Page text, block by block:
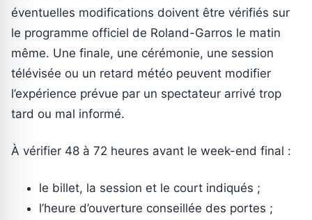
éventuelles modifications doivent être vérifiés sur
le programme officiel de Roland-Garros le matin
même. Une finale, une cérémonie, une session
télévisée ou un retard météo peuvent modifier
l’expérience prévue par un spectateur arrivé trop
tard ou mal informé.
À vérifier 48 à 72 heures avant le week-end final :
le billet, la session et le court indiqués ;
l’heure d’ouverture conseillée des portes ;